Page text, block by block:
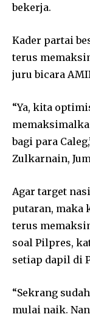
bekerja.
Kader partai
terus
juru bicara
“Ya, kita
bagi para
Zulkarnain,
Agar target
putaran, maka
terus
soal Pilpres,
setiap dapil di
“Sekrang
mulai naik.